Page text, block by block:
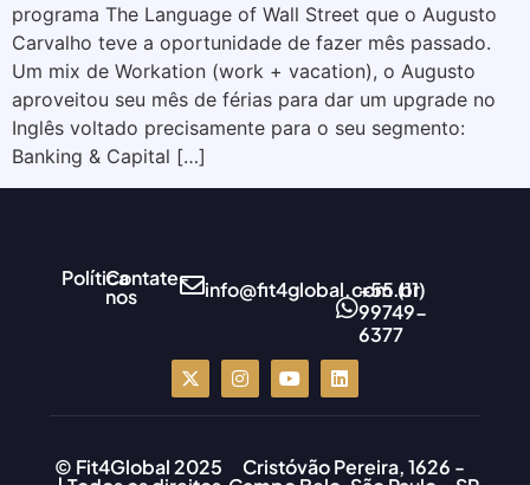
programa The Language of Wall Street que o Augusto
Carvalho teve a oportunidade de fazer mês passado.
Um mix de Workation (work + vacation), o Augusto
aproveitou seu mês de férias para dar um upgrade no
Inglês voltado precisamente para o seu segmento:
Banking & Capital […]
PolíticaContate-
nos info@fit4global.com.br
+55 (11)
99749-
6377
© Fit4Global 2025 Cristóvão Pereira, 1626 -